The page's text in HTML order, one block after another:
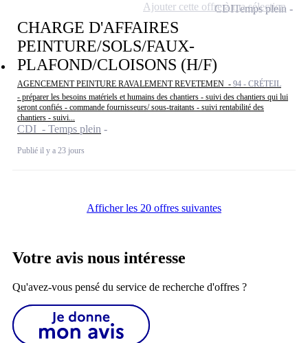
CHARGE D'AFFAIRES
PEINTURE/SOLS/FAUX-
PLAFOND/CLOISONS (H/F)
AGENCEMENT PEINTURE RAVALEMENT REVETEMEN - 94 - CRÉTEIL
- préparer les besoins matériels et humains des chantiers - suivi des chantiers qui lui
seront confiés - commande fournisseurs/ sous-traitants - suivi rentabilité des
chantiers - suivi...
CDI - Temps plein
Publié il y a 23 jours
CDITemps plein
Ajouter cette offre à ma sélection
Afficher les 20 offres suivantes
Votre avis nous intéresse
Qu'avez-vous pensé du service de recherche d'offres ?